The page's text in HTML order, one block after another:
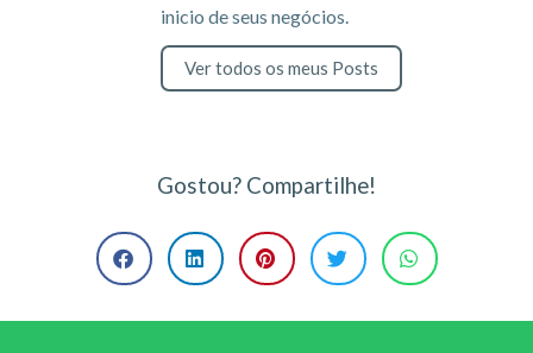
inicio de seus negócios.
Ver todos os meus Posts
Gostou? Compartilhe!